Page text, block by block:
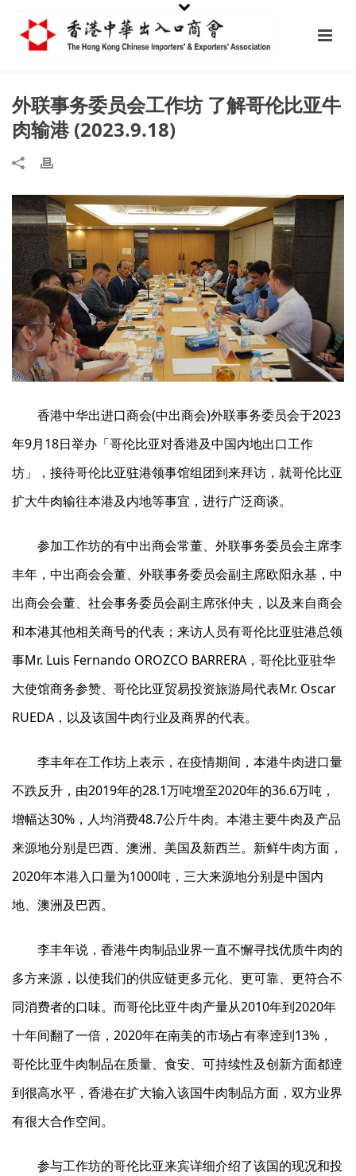
外联事务委员会工作坊 了解哥伦比亚牛
肉输港 (2023.9.18)
香港中华出进口商会(中出商会)外联事务委员会于2023
年9月18日举办「哥伦比亚对香港及中国内地出口工作
坊」，接待哥伦比亚驻港领事馆组团到来拜访，就哥伦比亚
扩大牛肉输往本港及内地等事宜，进行广泛商谈。
参加工作坊的有中出商会常董、外联事务委员会主席李
丰年，中出商会会董、外联事务委员会副主席欧阳永基，中
出商会会董、社会事务委员会副主席张仲夫，以及来自商会
和本港其他相关商号的代表；来访人员有哥伦比亚驻港总领
事Mr. Luis Fernando OROZCO BARRERA，哥伦比亚驻华
大使馆商务参赞、哥伦比亚贸易投资旅游局代表Mr. Oscar
RUEDA，以及该国牛肉行业及商界的代表。
李丰年在工作坊上表示，在疫情期间，本港牛肉进口量
不跌反升，由2019年的28.1万吨增至2020年的36.6万吨，
增幅达30%，人均消费48.7公斤牛肉。本港主要牛肉及产品
来源地分别是巴西、澳洲、美国及新西兰。新鲜牛肉方面，
2020年本港入口量为1000吨，三大来源地分别是中国内
地、澳洲及巴西。
李丰年说，香港牛肉制品业界一直不懈寻找优质牛肉的
多方来源，以使我们的供应链更多元化、更可靠、更符合不
同消费者的口味。而哥伦比亚牛肉产量从2010年到2020年
十年间翻了一倍，2020年在南美的市场占有率逹到13%，
哥伦比亚牛肉制品在质量、食安、可持续性及创新方面都逹
到很高水平，香港在扩大输入该国牛肉制品方面，双方业界
有很大合作空间。
参与工作坊的哥伦比亚来宾详细介绍了该国的现况和投